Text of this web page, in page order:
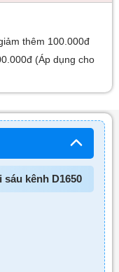
thêm 100.000đ
(Áp dụng cho
kênh D1650